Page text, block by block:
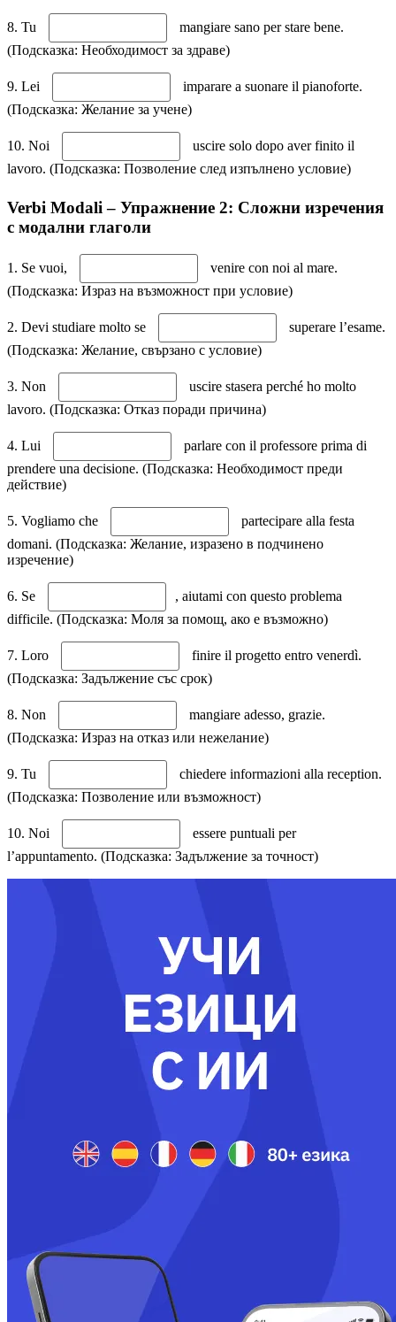
8. Tu
mangiare sano per stare bene.
(Подсказка: Необходимост за здраве)
9. Lei
imparare a suonare il pianoforte.
(Подсказка: Желание за учене)
10. Noi
uscire solo dopo aver finito il
lavoro. (Подсказка: Позволение след изпълнено условие)
Verbi Modali – Упражнение 2: Сложни изречения
с модални глаголи
1. Se vuoi,
venire con noi al mare.
(Подсказка: Израз на възможност при условие)
2. Devi studiare molto se
superare l’esame.
(Подсказка: Желание, свързано с условие)
3. Non
uscire stasera perché ho molto
lavoro. (Подсказка: Отказ поради причина)
4. Lui
parlare con il professore prima di
prendere una decisione. (Подсказка: Необходимост преди
действие)
5. Vogliamo che
partecipare alla festa
domani. (Подсказка: Желание, изразено в подчинено
изречение)
6. Se
, aiutami con questo problema
difficile. (Подсказка: Моля за помощ, ако е възможно)
7. Loro
finire il progetto entro venerdì.
(Подсказка: Задължение със срок)
8. Non
mangiare adesso, grazie.
(Подсказка: Израз на отказ или нежелание)
9. Tu
chiedere informazioni alla reception.
(Подсказка: Позволение или възможност)
10. Noi
essere puntuali per
l’appuntamento. (Подсказка: Задължение за точност)